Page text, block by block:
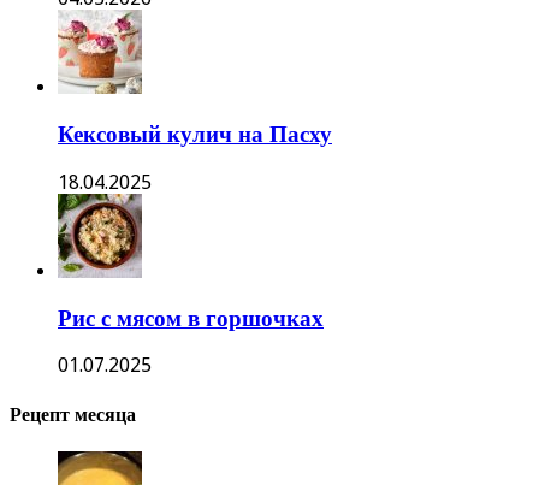
Кексовый кулич на Пасху
18.04.2025
Рис с мясом в горшочках
01.07.2025
Рецепт месяца